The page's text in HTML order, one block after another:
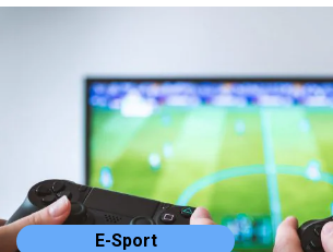
E-Sport